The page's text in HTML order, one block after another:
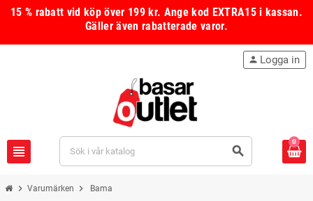
15 % rabatt vid köp över 199 kr. Ange kod EXTRA15i kassan.
Gäller även rabatterade varor.
view_headline search
person Logga in
0
chevron_right Varumärken chevron_right Bama